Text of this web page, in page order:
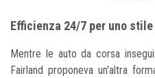
Efficienza 24/7 per uno
Mentre le auto da corsa
Fairland proponeva un'altra